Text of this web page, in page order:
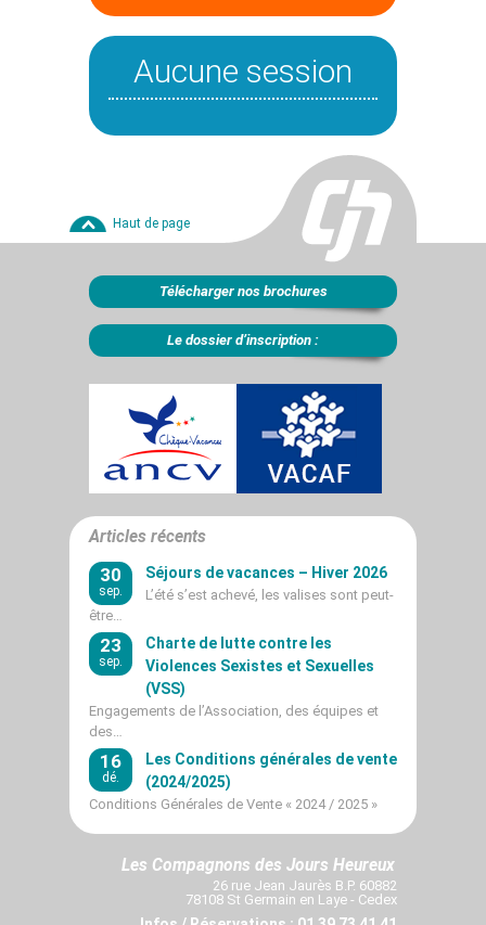
Aucune session
Haut de page
Télécharger nos brochures
Le dossier d’inscription :
Articles récents
30
sep.
Séjours de vacances – Hiver 2026
L’été s’est achevé, les valises sont peut-
être…
23
sep.
Charte de lutte contre les
Violences Sexistes et Sexuelles
(VSS)
Engagements de l’Association, des équipes et
des…
16
dé.
Les Conditions générales de vente
(2024/2025)
Conditions Générales de Vente « 2024 / 2025 »
Les Compagnons des Jours Heureux
26 rue Jean Jaurès B.P. 60882
78108 St Germain en Laye - Cedex